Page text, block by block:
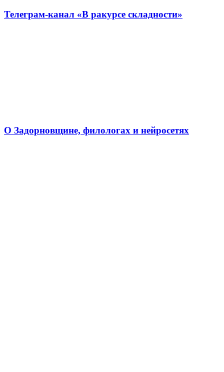
Телеграм-канал «В ракурсе складности»
О Задорновщине, филологах и нейросетях